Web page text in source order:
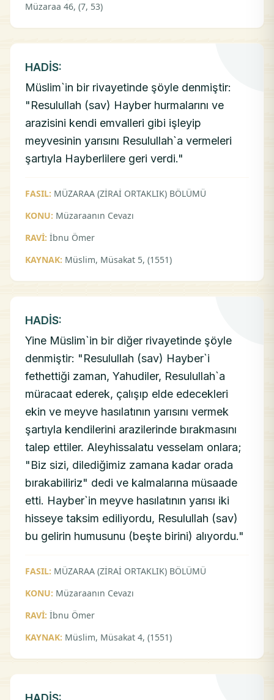
Müzaraa 46, (7, 53)
HADİS:
Müslim`in bir rivayetinde şöyle denmiştir:
"Resulullah (sav) Hayber hurmalarını ve
arazisini kendi emvalleri gibi işleyip
meyvesinin yarısını Resulullah`a vermeleri
şartıyla Hayberlilere geri verdi."
FASIL: MÜZARAA (ZİRAİ ORTAKLIK) BÖLÜMÜ
KONU: Müzaraanın Cevazı
RAVİ: İbnu Ömer
KAYNAK: Müslim, Müsakat 5, (1551)
HADİS:
Yine Müslim`in bir diğer rivayetinde şöyle
denmiştir: "Resulullah (sav) Hayber`i
fethettiği zaman, Yahudiler, Resulullah`a
müracaat ederek, çalışıp elde edecekleri
ekin ve meyve hasılatının yarısını vermek
şartıyla kendilerini arazilerinde bırakmasını
talep ettiler. Aleyhissalatu vesselam onlara;
"Biz sizi, dilediğimiz zamana kadar orada
bırakabiliriz" dedi ve kalmalarına müsaade
etti. Hayber`in meyve hasılatının yarısı iki
hisseye taksim ediliyordu, Resulullah (sav)
bu gelirin humusunu (beşte birini) alıyordu."
FASIL: MÜZARAA (ZİRAİ ORTAKLIK) BÖLÜMÜ
KONU: Müzaraanın Cevazı
RAVİ: İbnu Ömer
KAYNAK: Müslim, Müsakat 4, (1551)